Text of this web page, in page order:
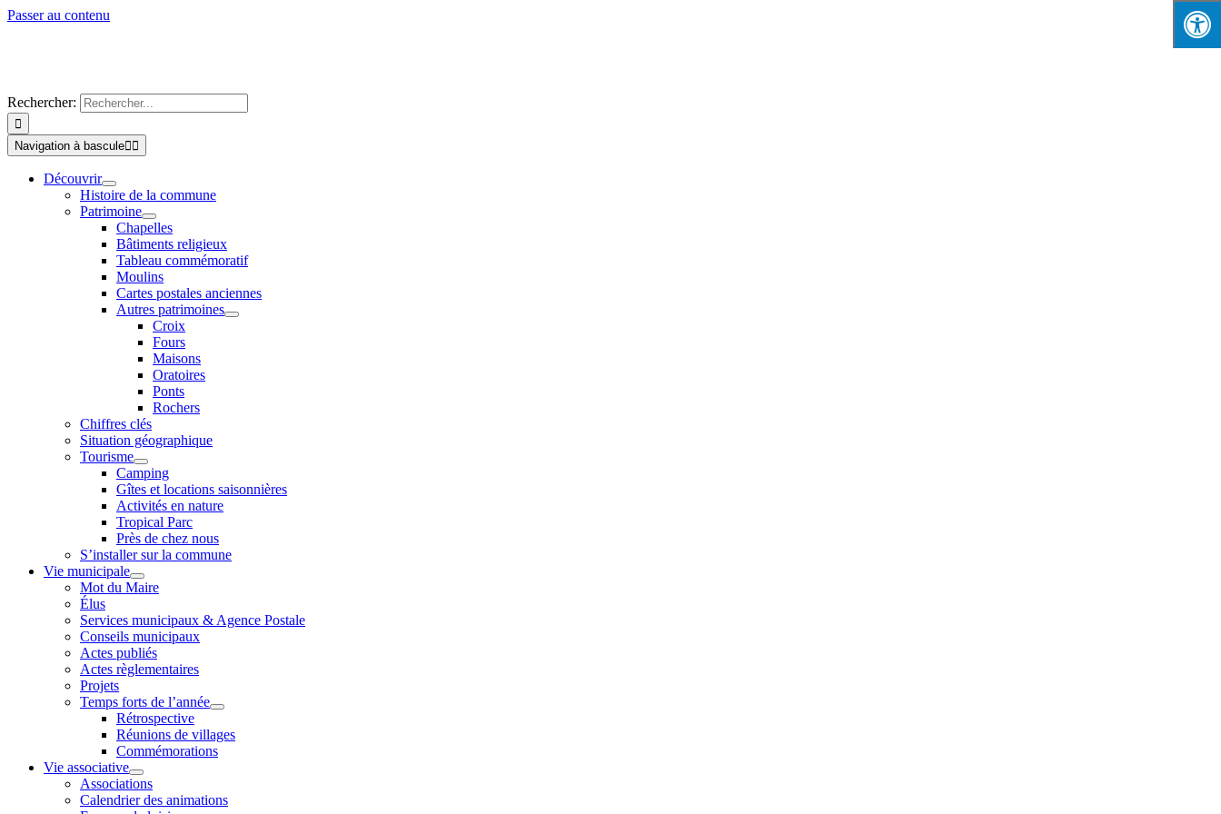
Passer au contenu
Rechercher:
Navigation à bascule
Découvrir
Histoire de la commune
Patrimoine
Chapelles
Bâtiments religieux
Tableau commémoratif
Moulins
Cartes postales anciennes
Autres patrimoines
Croix
Fours
Maisons
Oratoires
Ponts
Rochers
Chiffres clés
Situation géographique
Tourisme
Camping
Gîtes et locations saisonnières
Activités en nature
Tropical Parc
Près de chez nous
S’installer sur la commune
Vie municipale
Mot du Maire
Élus
Services municipaux & Agence Postale
Conseils municipaux
Actes publiés
Actes règlementaires
Projets
Temps forts de l’année
Rétrospective
Réunions de villages
Commémorations
Vie associative
Associations
Calendrier des animations